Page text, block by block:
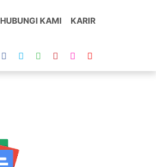
HUBUNGI KAMI KARIR